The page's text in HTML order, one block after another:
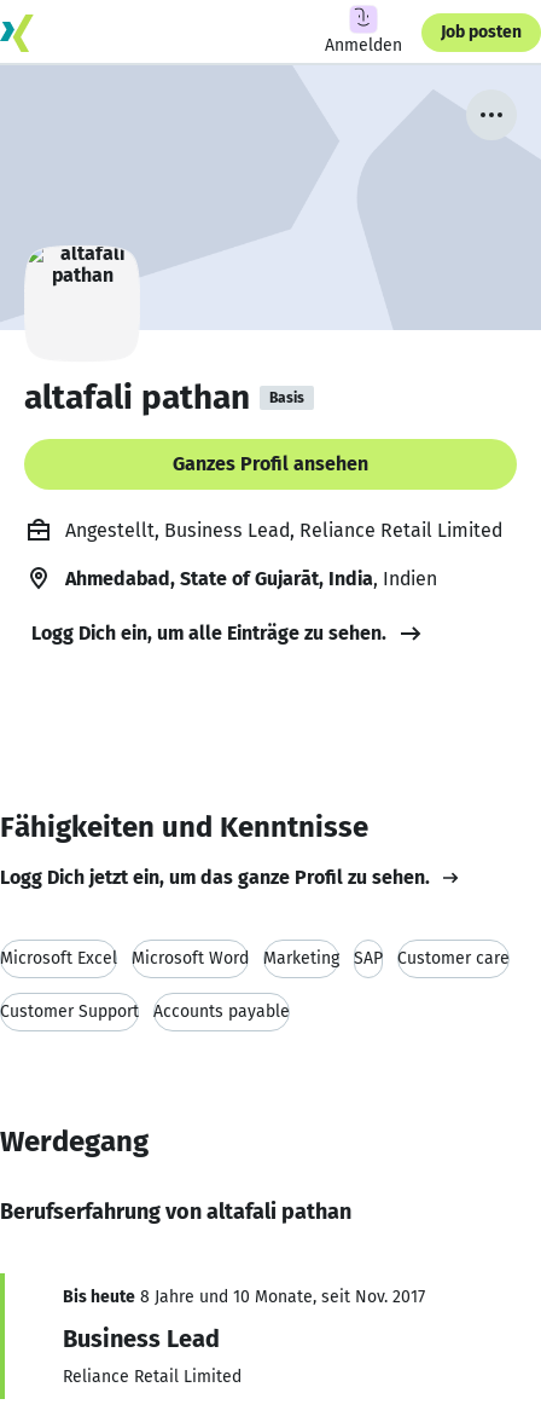
Anmelden
Job posten
altafali pathan Basis
Ganzes Profil ansehen
Angestellt, Business Lead, Reliance Retail Limited
Ahmedabad, State of Gujarāt, India, Indien
Logg Dich ein, um alle Einträge zu sehen.
Fähigkeiten und Kenntnisse
Logg Dich jetzt ein, um das ganze Profil zu sehen.
Microsoft Excel Microsoft Word Marketing SAP Customer care
Customer Support Accounts payable
Werdegang
Berufserfahrung von altafali pathan
Bis heute 8 Jahre und 10 Monate, seit Nov. 2017
Business Lead
Reliance Retail Limited